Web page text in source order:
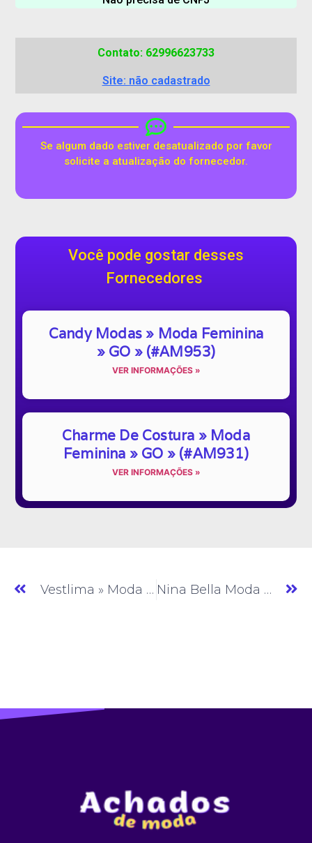
Contato: 62996623733
Site: não cadastrado
Se algum dado estiver desatualizado por favor
solicite a atualização do fornecedor.
Você pode gostar desses
Fornecedores
Candy Modas » Moda Feminina
» GO » (#AM953)
VER INFORMAÇÕES »
Charme De Costura » Moda
Feminina » GO » (#AM931)
VER INFORMAÇÕES »
Vestlima » Moda Feminina » GO » (#AM020) Nina Bella Moda » Moda Feminina » GO » (#AM022)